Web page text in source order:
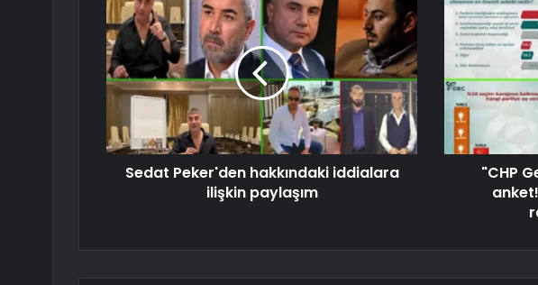
Sedat Peker'den hakkındaki iddialara
ilişkin paylaşım
"CHP